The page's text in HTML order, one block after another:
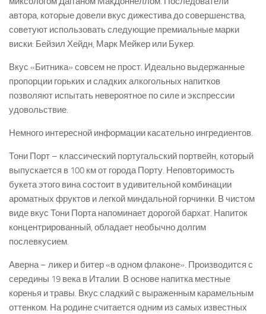
автора, которые довели вкус дижестива до совершенства,
советуют использовать следующие премиальные марки
виски: Бейзил Хейдн, Марк Мейкер или Букер.
Вкус «Битника» совсем не прост. Идеально выдержанные
пропорции горьких и сладких алкогольных напитков
позволяют испытать невероятное по силе и экспрессии
удовольствие.
Немного интересной информации касательно ингредиентов.
Тони Порт – классический португальский портвейн, который
выпускается в 100 км от города Порту. Неповторимость
букета этого вина состоит в удивительной комбинации
ароматных фруктов и легкой миндальной горчинки. В чистом
виде вкус Тони Порта напоминает дорогой бархат. Напиток
концентрированный, обладает необычно долгим
послевкусием.
Аверна – ликер и битер «в одном флаконе». Производится с
середины 19 века в Италии. В основе напитка местные
коренья и травы. Вкус сладкий с выраженным карамельным
оттенком. На родине считается одним из самых известных